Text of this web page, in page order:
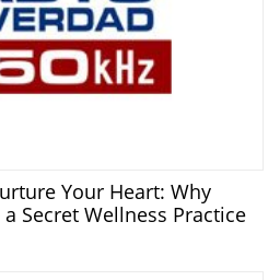
Your Heart: Why
Secret Wellness Practice